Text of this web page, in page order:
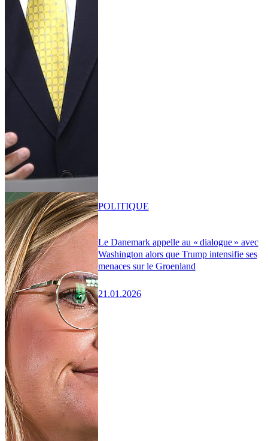
Le Danemark appelle au « dialogue » avec
Washington alors que Trump intensifie ses
menaces sur le Groenland
21.01.2026
POLITIQUE